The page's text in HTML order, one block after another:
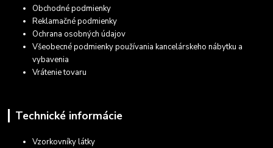
Obchodné podmienky
Reklamačné podmienky
Ochrana osobných údajov
Všeobecné podmienky používania kancelárskeho nábytku a
vybavenia
Vrátenie tovaru
Technické informácie
Vzorkovníky látky